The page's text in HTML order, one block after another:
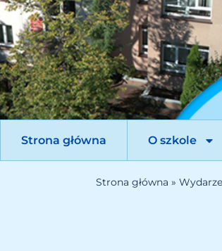
Strona główna O szkole
Strona główna »